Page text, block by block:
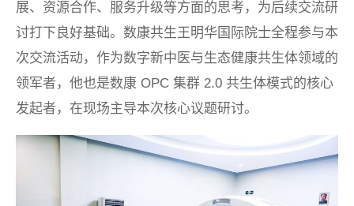
展、资源合作、服务升级等方面的思考，为后续交流研
讨打下良好基础。数康共生王明华国际院士全程参与本
次交流活动，作为数字新中医与生态健康共生体领域的
领军者，他也是数康 OPC 集群 2.0 共生体模式的核心
发起者，在现场主导本次核心议题研讨。